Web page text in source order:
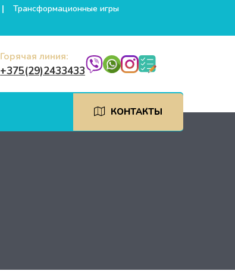
Трансформационные игры
Горячая линия:
+375(29)2433433
КОНТАКТЫ